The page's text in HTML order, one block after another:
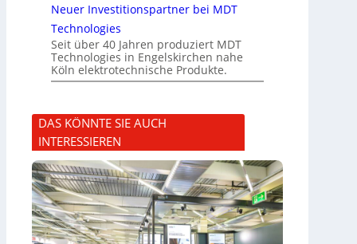
Neuer Investitionspartner bei MDT
Technologies
Seit über 40 Jahren produziert MDT
Technologies in Engelskirchen nahe
Köln elektrotechnische Produkte.
DAS KÖNNTE SIE AUCH
INTERESSIEREN